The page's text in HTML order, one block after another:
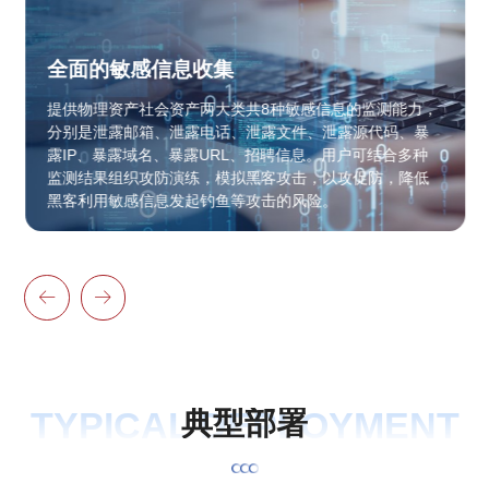
全面的敏感信息收集
提供物理资产社会资产两大类共8种敏感信息的监测能力，
分别是泄露邮箱、泄露电话、泄露文件、泄露源代码、暴
露IP、暴露域名、暴露URL、招聘信息。用户可结合多种
监测结果组织攻防演练，模拟黑客攻击，以攻促防，降低
黑客利用敏感信息发起钓鱼等攻击的风险。
 
TYPICAL DEPLOYMENT
典型部署